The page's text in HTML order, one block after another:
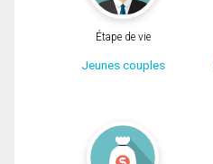
Étape de vie
Jeunes couples